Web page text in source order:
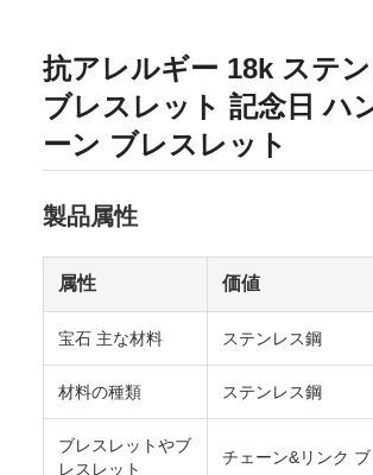
抗アレルギー 18k ステ
ブレスレット 記念日 ハ
ーン ブレスレット
製品属性
属性 価値
宝石 主な材料 ステンレス鋼
材料の種類 ステンレス鋼
ブレスレットやブ
レスレット
チェーン&リンク